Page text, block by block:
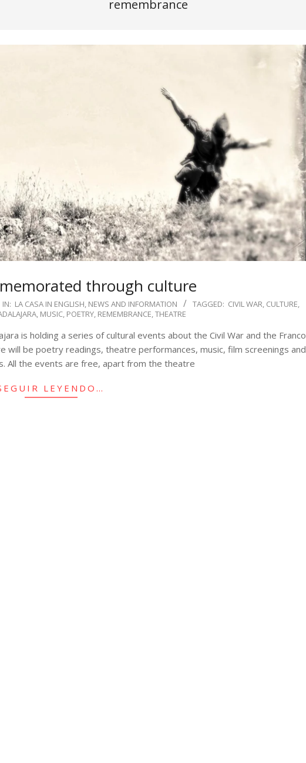
remembrance
through culture
IN: LA CASA IN ENGLISH, NEWS AND INFORMATION TAGGED: CIVIL WAR, CULTURE,
, MUSIC, POETRY, REMEMBRANCE,THEATRE
is holding a series of cultural events about the Civil War and the Franco
will be poetry readings, theatre performances, music, film screenings and
All the events are free, apart from the theatre
LEYENDO…